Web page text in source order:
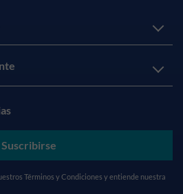
Suscribirse
Términos y Condiciones y entiende nuestra